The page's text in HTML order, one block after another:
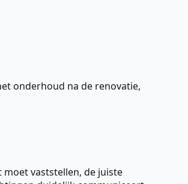
onderhoud na de renovatie,
vaststellen, de juiste